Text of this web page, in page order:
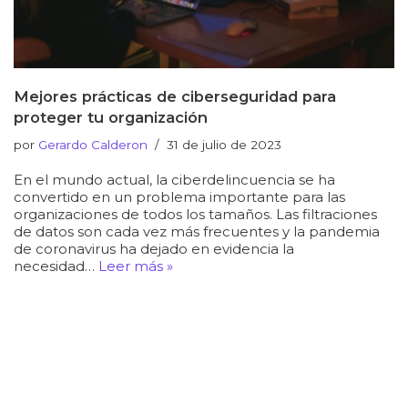
Mejores prácticas de ciberseguridad para
proteger tu organización
por Gerardo Calderon 31 de julio de 2023
En el mundo actual, la ciberdelincuencia se ha
convertido en un problema importante para las
organizaciones de todos los tamaños. Las filtraciones
de datos son cada vez más frecuentes y la pandemia
de coronavirus ha dejado en evidencia la
necesidad… Leer más »